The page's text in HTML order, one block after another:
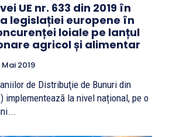
UE nr. 633 din 2019 în
legislației europene în
loiale pe lanțul
agricol și alimentar
Mai 2019
de Distribuţie de Bunuri din
implementează la nivel național, pe o